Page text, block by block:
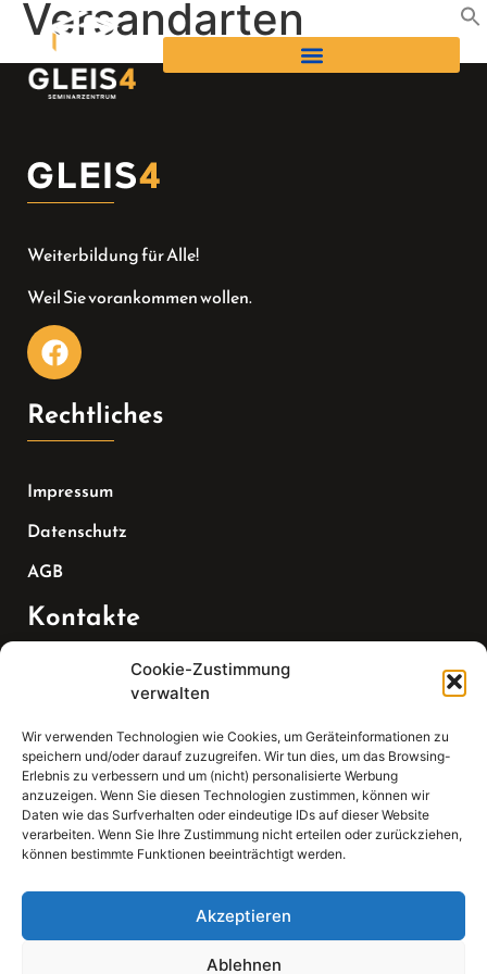
Cookie-Zustimmung
verwalten
Wir verwenden Technologien wie Cookies, um Geräteinformationen zu
speichern und/oder darauf zuzugreifen. Wir tun dies, um das Browsing-
Erlebnis zu verbessern und um (nicht) personalisierte Werbung
anzuzeigen. Wenn Sie diesen Technologien zustimmen, können wir
Daten wie das Surfverhalten oder eindeutige IDs auf dieser Website
verarbeiten. Wenn Sie Ihre Zustimmung nicht erteilen oder zurückziehen,
können bestimmte Funktionen beeinträchtigt werden.
Akzeptieren
Ablehnen
Versandarten
Weiterbildung für Alle!
Weil Sie vorankommen wollen.
Rechtliches
Impressum
Datenschutz
AGB
Kontakte
07147 270 3349
Email:
sekretariat(at)gleis4-seminarzentrum.com
Adresse:
Bahnhofstraße 21, 74343 Sachsenheim